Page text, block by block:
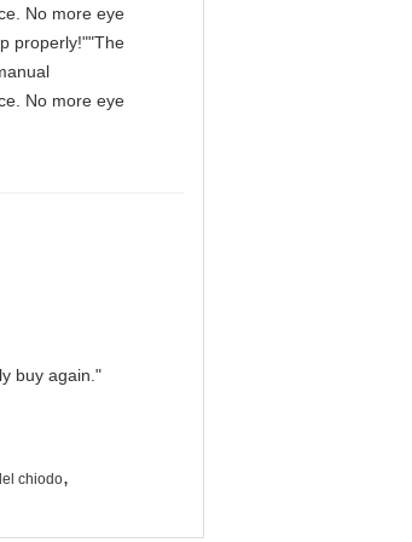
No more eye
properly!""The
No more eye
buy again."
chiodo,